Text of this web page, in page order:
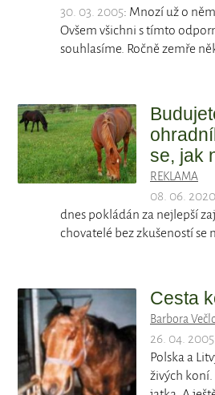
30. 03. 2005: Mnozí už o
Ovšem všichni s tímto
souhlasíme. Ročně zemře
se, jak
REKLAMA
08. 06. 2020
dnes pokládán za nejlepší
chovatelé bez zkušeností se
Cesta
Barbora
26. 04. 2005
Polska a
živých